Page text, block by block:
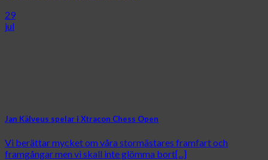
29
jul
Jan Kälveus spelar i Xtracon Chess Open
Vi berättar mycket om våra stormästares framfart och
framgångar men vi skall inte glömma bort[...]